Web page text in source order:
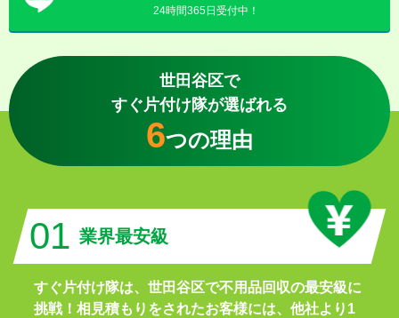
24時間365日受付中！
世田谷区で
すぐ片付け隊が選ばれる
6つの理由
01 業界最安級
すぐ片付け隊は、世田谷区で不用品回収の最安級に
挑戦！相見積もりをされたお客様には、他社より1